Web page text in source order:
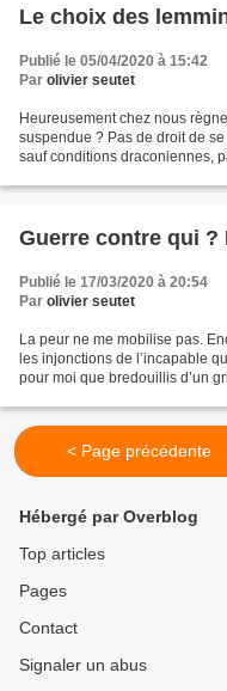
Le choix des
Publié le 05/04/2020 à 15:42
Par olivier seutet
Heureusement chez nous
suspendue ? Pas de droit de
sauf conditions draconiennes,
Guerre contre qui
Publié le 17/03/2020 à 20:54
Par olivier seutet
La peur ne me mobilise pas.
les injonctions de l’incapable
pour moi que bredouillis d’un
< Page précédente
Hébergé par Overblog
Top articles
Pages
Contact
Signaler un abus